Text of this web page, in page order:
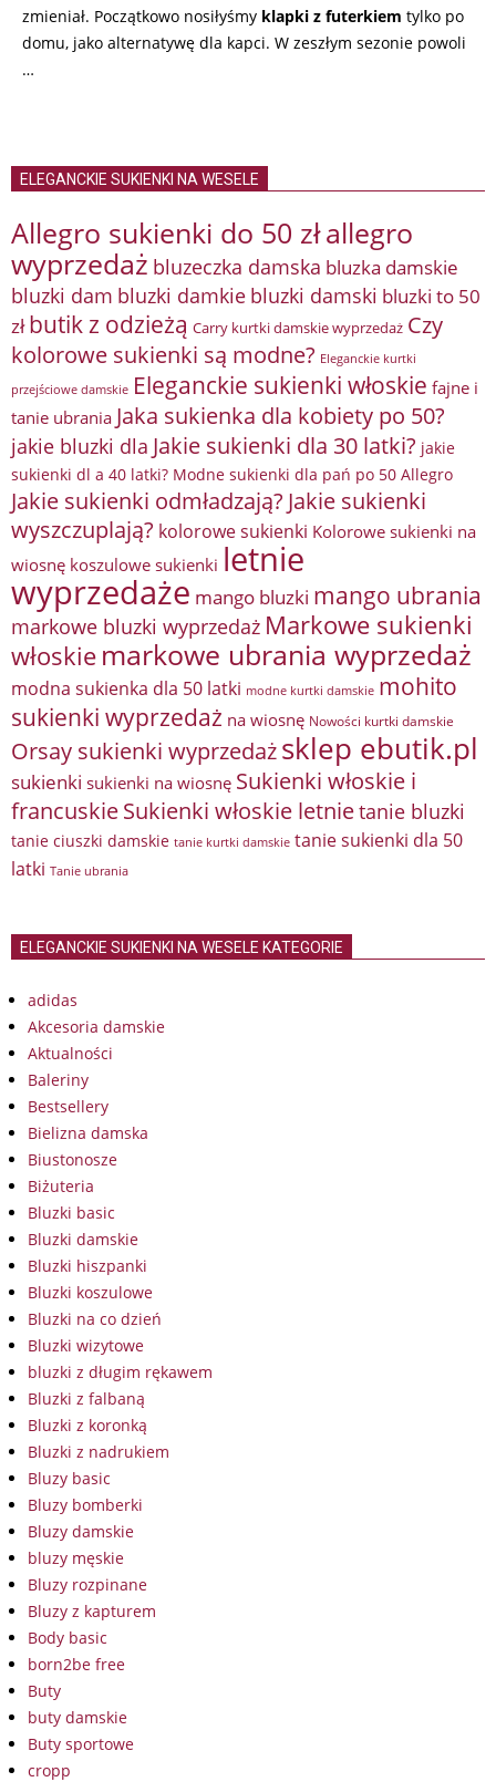
zmieniał. Początkowo nosiłyśmy klapki z futerkiem tylko po
domu, jako alternatywę dla kapci. W zeszłym sezonie powoli
…
ELEGANCKIE SUKIENKI NA WESELE
Allegro sukienki do 50 złallegro
wyprzedaż bluzeczka damska bluzka damskie
bluzki dam bluzki damkie bluzki damski bluzki to 50
zł butik z odzieżą Carry kurtki damskie wyprzedaż Czy
kolorowe sukienki są modne? Eleganckie kurtki
przejściowe damskie Eleganckie sukienki włoskie fajne i
tanie ubrania Jaka sukienka dla kobiety po 50?
jakie bluzki dla Jakie sukienki dla 30 latki? jakie
sukienki dl a 40 latki? Modne sukienki dla pań po 50 Allegro
Jakie sukienki odmładzają? Jakie sukienki
wyszczuplają? kolorowe sukienki Kolorowe sukienki na
wiosnę koszulowe sukienki letnie
wyprzedaże mango bluzki mango ubrania
markowe bluzki wyprzedaż Markowe sukienki
włoskie markowe ubrania wyprzedaż
modna sukienka dla 50 latki modne kurtki damskie mohito
sukienki wyprzedaż na wiosnę Nowości kurtki damskie
Orsay sukienki wyprzedażsklep ebutik.pl
sukienki sukienki na wiosnę Sukienki włoskie i
francuskieSukienki włoskie letnietanie bluzki
tanie ciuszki damskie tanie kurtki damskie tanie sukienki dla 50
latki Tanie ubrania
ELEGANCKIE SUKIENKI NA WESELE KATEGORIE
adidas
Akcesoria damskie
Aktualności
Baleriny
Bestsellery
Bielizna damska
Biustonosze
Biżuteria
Bluzki basic
Bluzki damskie
Bluzki hiszpanki
Bluzki koszulowe
Bluzki na co dzień
Bluzki wizytowe
bluzki z długim rękawem
Bluzki z falbaną
Bluzki z koronką
Bluzki z nadrukiem
Bluzy basic
Bluzy bomberki
Bluzy damskie
bluzy męskie
Bluzy rozpinane
Bluzy z kapturem
Body basic
born2be free
Buty
buty damskie
Buty sportowe
cropp